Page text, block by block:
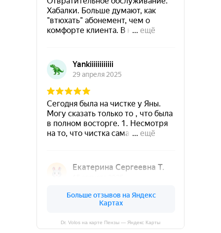
Dr. Volos на карте Пензы — Яндекс Карты